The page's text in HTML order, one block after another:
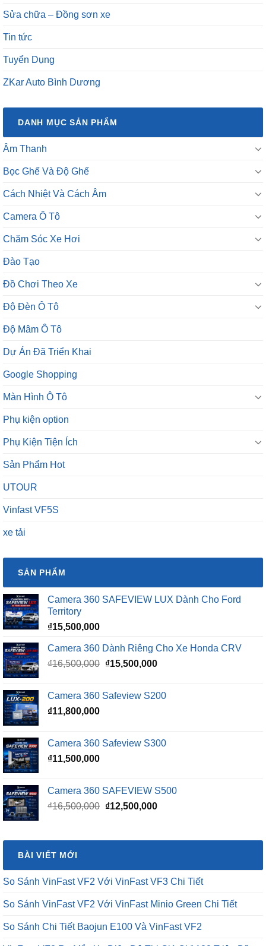
Sửa chữa – Đồng sơn xe
Tin tức
Tuyển Dụng
ZKar Auto Bình Dương
DANH MỤC SẢN PHẨM
Âm Thanh
Bọc Ghế Và Độ Ghế
Cách Nhiệt Và Cách Âm
Camera Ô Tô
Chăm Sóc Xe Hơi
Đào Tạo
Đồ Chơi Theo Xe
Độ Đèn Ô Tô
Độ Mâm Ô Tô
Dự Án Đã Triển Khai
Google Shopping
Màn Hình Ô Tô
Phụ kiện option
Phụ Kiện Tiện Ích
Sản Phẩm Hot
UTOUR
Vinfast VF5S
xe tải
SẢN PHẨM
Camera 360 SAFEVIEW LUX Dành Cho Ford
Territory
₫15,500,000
Camera 360 Dành Riêng Cho Xe Honda CRV
₫16,500,000 Giá
₫16,500,000.
₫15,500,000Giá
là:
Camera 360 Safeview S200
₫11,800,000
Camera 360 Safeview S300
₫11,500,000
Camera 360 SAFEVIEW S500
₫16,500,000 Giá
₫16,500,000.
₫12,500,000Giá
là:
BÀI VIẾT MỚI
So Sánh VinFast VF2 Với VinFast VF3 Chi Tiết
So Sánh VinFast VF2 Với VinFast Minio Green Chi Tiết
So Sánh Chi Tiết Baojun E100 Và VinFast VF2